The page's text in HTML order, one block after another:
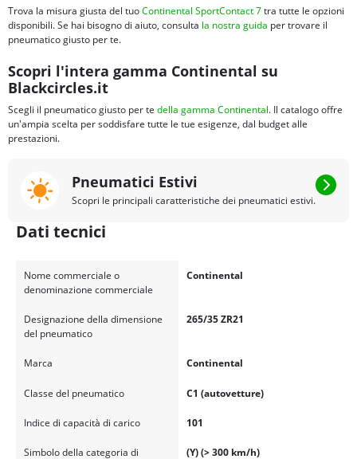
Trova la misura giusta del tuoContinental SportContact 7tra tutte le opzioni
disponibili. Se hai bisogno di aiuto, consulta la nostra guida per trovare il
pneumatico giusto per te.
Scopri l'intera gamma Continental su
Blackcircles.it
Scegli il pneumatico giusto per te della gamma Continental. Il catalogo offre
un'ampia scelta per soddisfare tutte le tue esigenze, dal budget alle
prestazioni.
Pneumatici Estivi
Scopri le principali caratteristiche dei pneumatici estivi.
Dati tecnici
Nome commerciale o
denominazione commerciale
Continental
Designazione della dimensione
del pneumatico
265/35 ZR21
Marca Continental
Classe del pneumatico C1 (autovetture)
Indice di capacità di carico 101
Simbolo della categoria di (Y) (> 300 km/h)